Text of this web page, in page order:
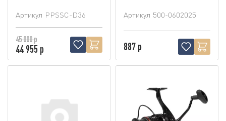
Артикул PPSSC-D36
45 000 р
44 955 р
Артикул 500-0602025
887 р